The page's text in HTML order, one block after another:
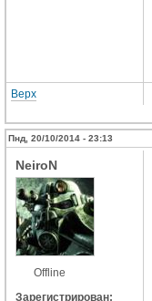
Верх
Пнд, 20/10/2014 - 23:13
NeiroN
Offline
Зарегистрирован: